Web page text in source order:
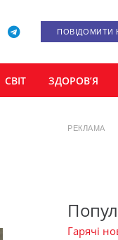
ПОВІДОМИТИ
СВІТ ЗДОРОВ’Я
РЕКЛАМА
Гарячі